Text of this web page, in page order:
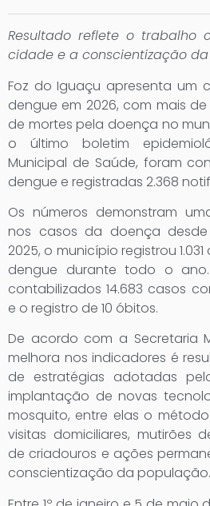
Resultado reflete o trabalho
cidade e a conscientização
Foz do Iguaçu apresenta um
dengue em 2026, com mais
de mortes pela doença no
o último boletim
Municipal de Saúde, foram
dengue e registradas 2.368
Os números demonstram
nos casos da doença
2025, o município registrou
dengue durante todo o
contabilizados 14.683 casos
e o registro de 10 óbitos.
De acordo com a Secretaria
melhora nos indicadores é
de estratégias adotadas
implantação de novas
mosquito, entre elas o
visitas domiciliares, mutirões
de criadouros e ações
conscientização da população.